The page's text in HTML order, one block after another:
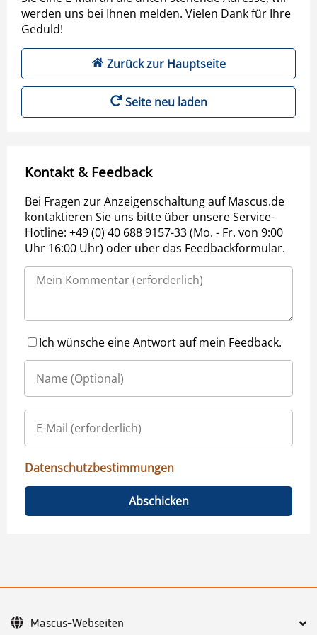
werden uns bei Ihnen melden. Vielen Dank für Ihre
Geduld!
Zurück zur Hauptseite
Seite neu laden
Kontakt & Feedback
Bei Fragen zur Anzeigenschaltung auf Mascus.de
kontaktieren Sie uns bitte über unsere Service-
Hotline: +49 (0) 40 688 9157-33 (Mo. - Fr. von 9:00
Uhr 16:00 Uhr) oder über das Feedbackformular.
Ich wünsche eine Antwort auf mein Feedback.
Datenschutzbestimmungen
Abschicken
Mascus-Webseiten